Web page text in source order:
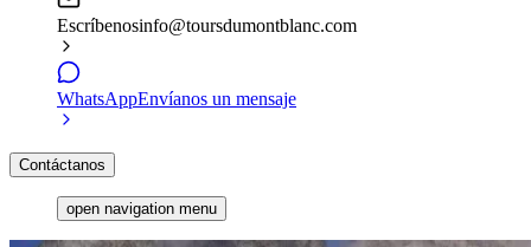
Escríbenosinfo@toursdumontblanc.com
WhatsAppEnvíanos un mensaje
Contáctanos
open navigation menu